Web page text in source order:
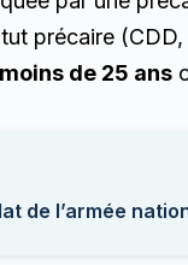
précaire
de 25 ans
de l’armée